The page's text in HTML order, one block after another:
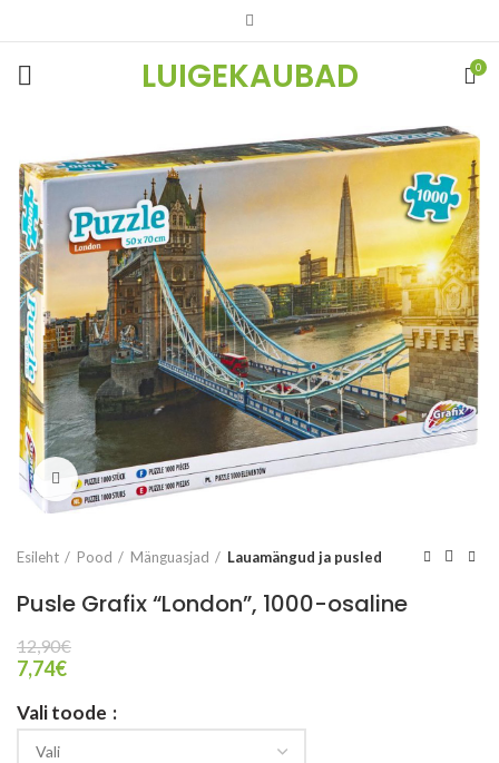
LUIGEKAUBAD 0
Vaata suuremalt
Esileht Pood Mänguasjad Lauamängud ja pusled
Pusle Grafix “London”, 1000-osaline
12,90€
7,74€
Vali toode